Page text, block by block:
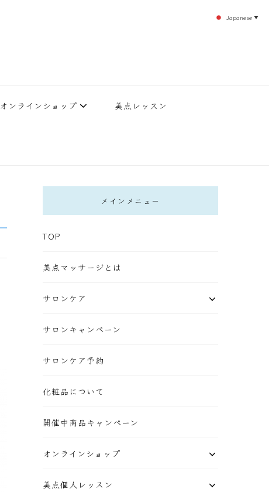
オンラインショップ 美点レッスン
メインメニュー
TOP
美点マッサージとは
サロンケア
サロンキャンペーン
サロンケア予約
化粧品について
開催中商品キャンペーン
オンラインショップ
美点個人レッスン
Japanese ▼